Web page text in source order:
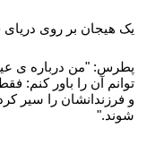
یک هیجان بر روی دریای
پطرس: "من درباره ی
توانم آن را باور کنم:
و فرزندانشان را سیر
شوند."